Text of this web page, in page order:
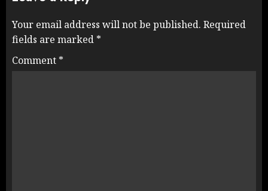
Your email address will not be published. Required
fields are marked *
Comment *